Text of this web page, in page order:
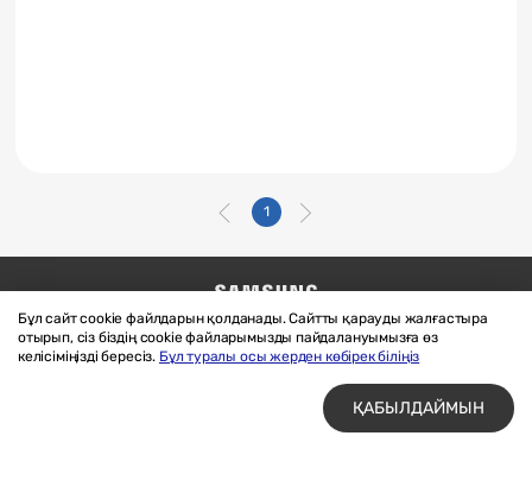
Бұл сайт cookie файлдарын қолданады. Сайтты қарауды жалғастыра
отырып, сіз біздің cookie файларымызды пайдалануымызға өз
келісіміңізді бересіз. Бұл туралы осы жерден көбірек біліңіз
ҚАБЫЛДАЙМЫН
1
Бізге жазыңыз
SAMSUNG.COM
Материалдарды пайдалану шарттары